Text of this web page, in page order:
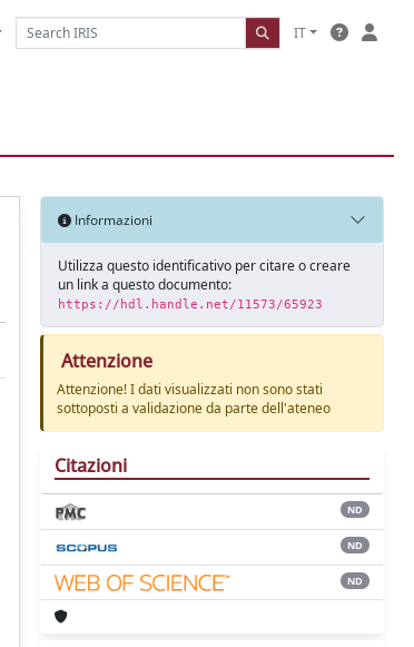
IT
Informazioni
Utilizza questo identificativo per citare o creare
un link a questo documento:
https://hdl.handle.net/11573/65923
Attenzione
Attenzione! I dati visualizzati non sono stati
sottoposti a validazione da parte dell'ateneo
Citazioni
ND
ND
ND